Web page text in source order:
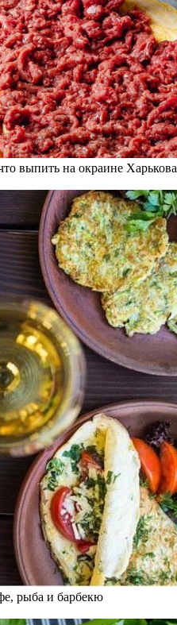
выпить на окраине Харькова
рыба и барбекю